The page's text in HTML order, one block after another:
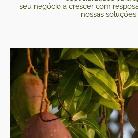
seu negócio a crescer com
nossas soluções.